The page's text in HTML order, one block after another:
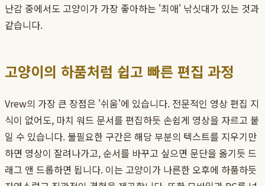
난감 중에서도 고양이가 가장 좋아하는 '최애' 낚싯대가 있는 것과
같습니다.
고양이의 하품처럼 쉽고 빠른 편집 과정
Vrew의 가장 큰 장점은 '쉬움'에 있습니다. 전문적인 영상 편집 지
식이 없어도, 마치 워드 문서를 편집하듯 손쉽게 영상을 자르고 붙
일 수 있습니다. 불필요한 구간은 해당 부분의 텍스트를 지우기만
하면 영상이 잘려나가고, 순서를 바꾸고 싶으면 문단을 옮기듯 드
래그 앤 드롭하면 됩니다. 이는 고양이가 나른한 오후에 하품하듯